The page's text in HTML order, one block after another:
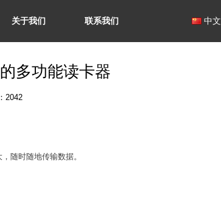
关于我们 联系我们 中文
多功能读卡器
2042
随时随地传输数据。